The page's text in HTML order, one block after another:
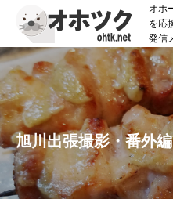
オホ
を応
発信
旭川出張撮影・番外